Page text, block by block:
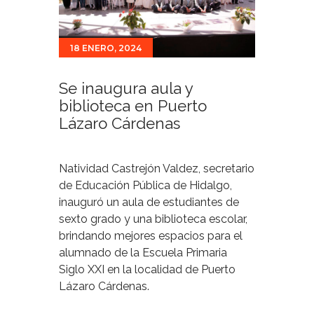
Noticias
Para ti
Contacto
18 ENERO, 2024
Se inaugura aula y
biblioteca en Puerto
Lázaro Cárdenas
Natividad Castrejón Valdez, secretario
de Educación Pública de Hidalgo,
inauguró un aula de estudiantes de
sexto grado y una biblioteca escolar,
brindando mejores espacios para el
alumnado de la Escuela Primaria
Siglo XXI en la localidad de Puerto
Lázaro Cárdenas.